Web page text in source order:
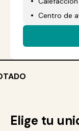
Centro de
Elige tu